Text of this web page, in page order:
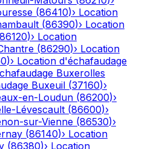
(86410)› Location
(86390)› Location
86120)› Location
(86290)› Location
)› Location d'échafaudage
Buxerolles
Buxeuil (37160)›
en-Loudun (86200)›
Lévescault (86600)›
sur-Vienne (86530)›
(86140)› Location
(86380)› Location